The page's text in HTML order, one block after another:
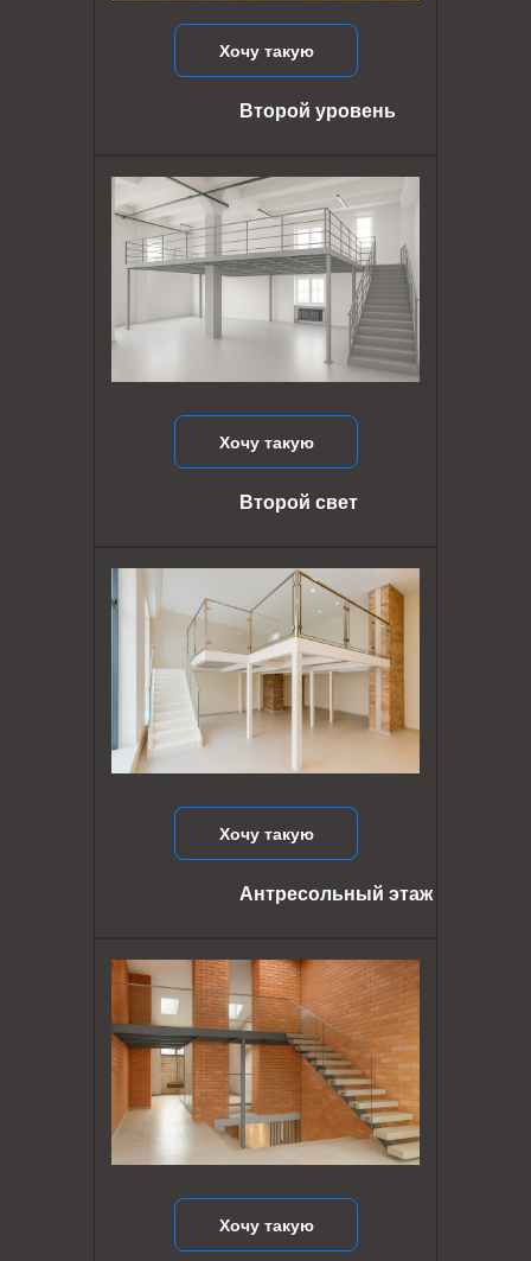
Хочу такую
Хочу такую
Антресольный этаж
Хочу такую
Второй свет
Хочу такую
Второй уровень